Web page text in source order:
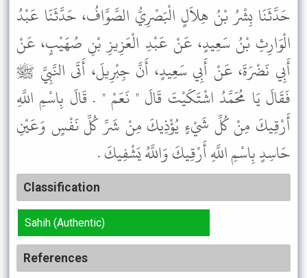
حَدَّثَنَا بِشْرُ بْنُ هِلاَلٍ الْبَصْرِيُّ الصَّوَّافُ، حَدَّثَنَا عَبْدُ
الْوَارِثِ بْنُ سَعِيدٍ، عَنْ عَبْدِ الْعَزِيزِ بْنِ صُهَيْبٍ، عَنْ
أَبِي نَضْرَةَ، عَنْ أَبِي سَعِيدٍ، أَنَّ جِبْرِيلَ، أَتَى النَّبِيَّ ﷺ
فَقَالَ يَا مُحَمَّدُ اشْتَكَيْتَ قَالَ " نَعَمْ " . قَالَ بِاسْمِ اللَّهِ
أَرْقِيكَ مِنْ كُلِّ شَيْءٍ يُؤْذِيكَ مِنْ شَرِّ كُلِّ نَفْسٍ وَعَيْنِ
حَاسِدٍ بِاسْمِ اللَّهِ أَرْقِيكَ وَاللَّهُ يَشْفِيكَ .
Classification
Sahih (Authentic)
References